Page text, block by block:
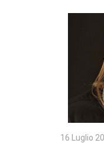
16 Luglio